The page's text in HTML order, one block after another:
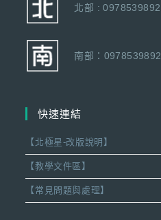
北部 : 0978539892
南部：0978539892
快速連結
【北極星-改版說明】
【教學文件區】
【常見問題與處理】